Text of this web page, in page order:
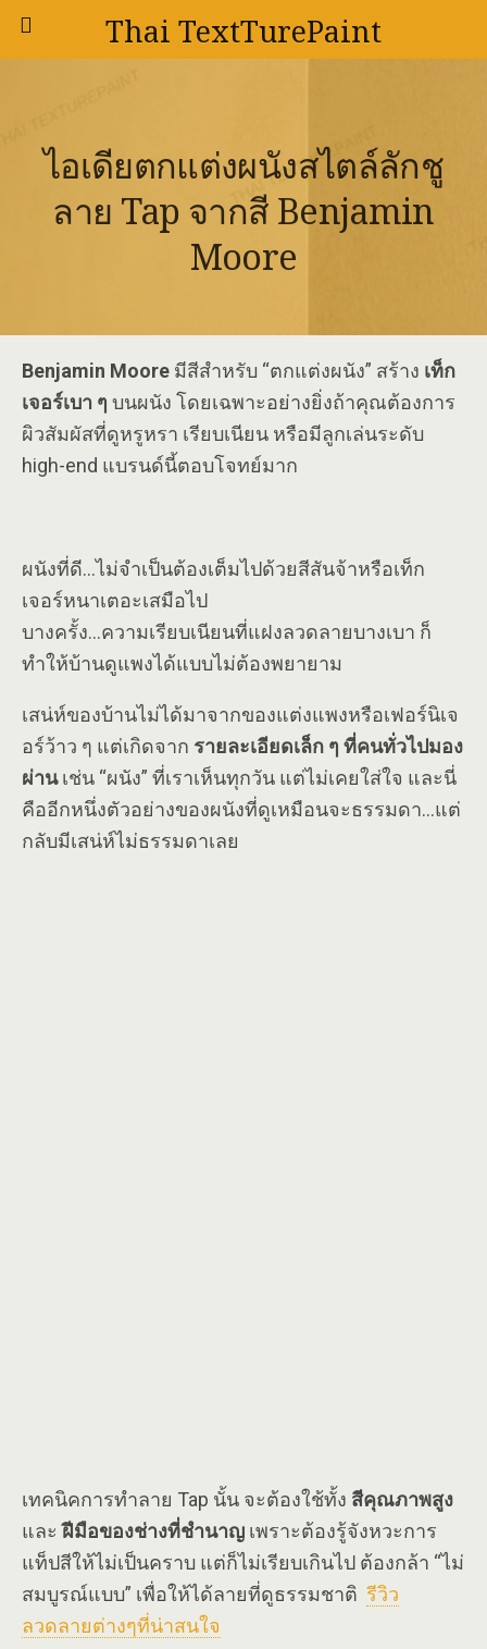
Thai TextTurePaint
ไอเดียตกแต่งผนังสไตล์ลักชู
ลาย Tap จากสี Benjamin
Moore
Benjamin Moore มีสีสำหรับ “ตกแต่งผนัง” สร้าง เท็ก
เจอร์เบา ๆ บนผนัง โดยเฉพาะอย่างยิ่งถ้าคุณต้องการ
ผิวสัมผัสที่ดูหรูหรา เรียบเนียน หรือมีลูกเล่นระดับ
high-end แบรนด์นี้ตอบโจทย์มาก
ผนังที่ดี…ไม่จำเป็นต้องเต็มไปด้วยสีสันจ้าหรือเท็ก
เจอร์หนาเตอะเสมือไป
บางครั้ง…ความเรียบเนียนที่แฝงลวดลายบางเบา ก็
ทำให้บ้านดูแพงได้แบบไม่ต้องพยายาม
เสน่ห์ของบ้านไม่ได้มาจากของแต่งแพงหรือเฟอร์นิเจ
อร์ว้าว ๆ แต่เกิดจาก รายละเอียดเล็ก ๆ ที่คนทั่วไปมอง
ผ่านเช่น “ผนัง” ที่เราเห็นทุกวัน แต่ไม่เคยใส่ใจ และนี่
คืออีกหนึ่งตัวอย่างของผนังที่ดูเหมือนจะธรรมดา…แต่
กลับมีเสน่ห์ไม่ธรรมดาเลย
เทคนิคการทำลาย Tap นั้น จะต้องใช้ทั้ง สีคุณภาพสูง
และฝีมือของช่างที่ชำนาญ เพราะต้องรู้จังหวะการ
แท็ปสีให้ไม่เป็นคราบ แต่ก็ไม่เรียบเกินไป ต้องกล้า “ไม่
สมบูรณ์แบบ” เพื่อให้ได้ลายที่ดูธรรมชาติ รีวิว
ลวดลายต่างๆที่น่าสนใจ